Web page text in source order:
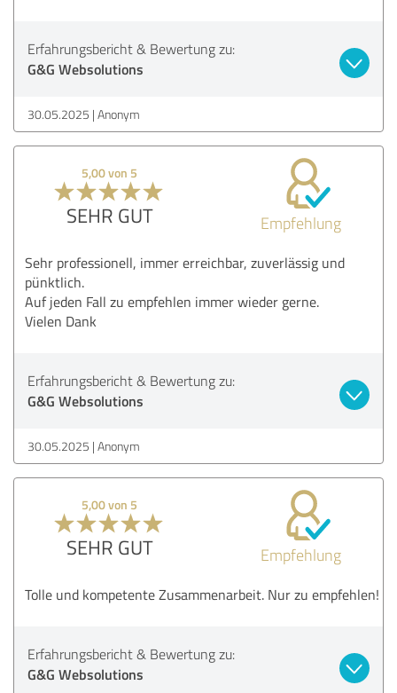
Erfahrungsbericht & Bewertung zu:
G&G Websolutions
30.05.2025 Anonym
5,00 von 5
SEHR GUT Empfehlung
Sehr professionell, immer erreichbar, zuverlässig und
pünktlich.
Auf jeden Fall zu empfehlen immer wieder gerne.
Vielen Dank
Erfahrungsbericht & Bewertung zu:
G&G Websolutions
30.05.2025 Anonym
5,00 von 5
SEHR GUT Empfehlung
Tolle und kompetente Zusammenarbeit. Nur zu empfehlen!
Erfahrungsbericht & Bewertung zu:
G&G Websolutions